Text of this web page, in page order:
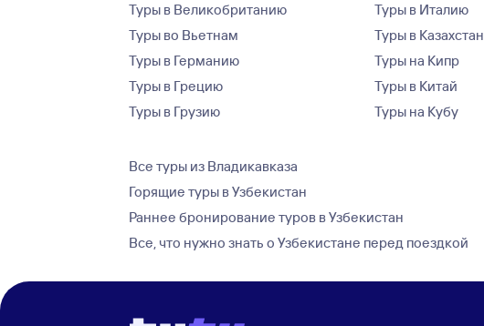
Туры в Великобританию
Туры во Вьетнам
Туры в Германию
Туры в Грецию
Туры в Грузию
Туры в Италию
Туры в Казахстан
Туры на Кипр
Туры в Китай
Туры на Кубу
Все туры из Владикавказа
Горящие туры в Узбекистан
Раннее бронирование туров в Узбекистан
Все, что нужно знать о Узбекистане перед поездкой